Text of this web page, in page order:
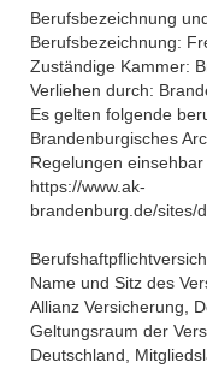
Berufsbezeichnung
Berufsbezeichnung:
Zuständige Kammer:
Verliehen durch:
Es gelten folgende
Brandenburgisches
Regelungen einsehbar
https://www.ak-
brandenburg.de/sites/
Name und Sitz des
Allianz Versicherung,
Geltungsraum der
Deutschland,